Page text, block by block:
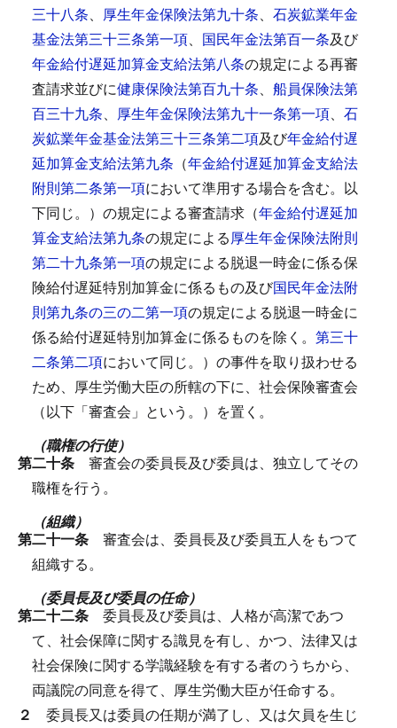
三十八条、 厚生年金保険法第九十条、 石炭鉱業年金
基金法第三十三条第一項、 国民年金法第百一条及び
年金給付遅延加算金支給法第八条の規定による再審
査請求並びに健康保険法第百九十条、 船員保険法第
百三十九条、 厚生年金保険法第九十一条第一項、 石
炭鉱業年金基金法第三十三条第二項及び年金給付遅
延加算金支給法第九条 （年金給付遅延加算金支給法
附則第二条第一項において準用する場合を含む。以
下同じ。）の規定による審査請求（年金給付遅延加
算金支給法第九条の規定による厚生年金保険法附則
第二十九条第一項の規定による脱退一時金に係る保
険給付遅延特別加算金に係るもの及び国民年金法附
則第九条の三の二第一項の規定による脱退一時金に
係る給付遅延特別加算金に係るものを除く。 第三十
二条第二項において同じ。）の事件を取り扱わせる
ため、厚生労働大臣の所轄の下に、社会保険審査会
（以下「審査会」という。）を置く。
（職権の行使）
第二十条 審査会の委員長及び委員は、独立してその
職権を行う。
（組織）
第二十一条 審査会は、委員長及び委員五人をもつて
組織する。
（委員長及び委員の任命）
第二十二条 委員長及び委員は、人格が高潔であつ
て、社会保障に関する識見を有し、かつ、法律又は
社会保険に関する学識経験を有する者のうちから、
両議院の同意を得て、厚生労働大臣が任命する。
２ 委員長又は委員の任期が満了し、又は欠員を生じ